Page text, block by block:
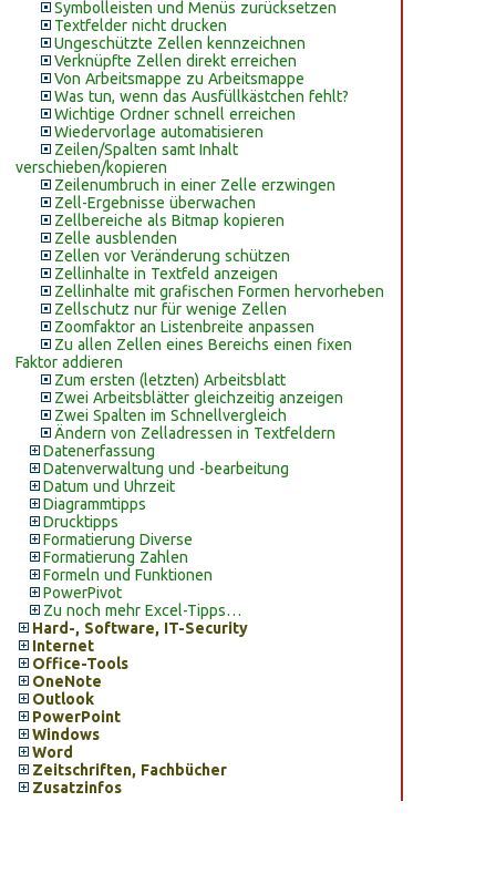
Symbolleisten und Menüs zurücksetzen
Textfelder nicht drucken
Ungeschützte Zellen kennzeichnen
Verknüpfte Zellen direkt erreichen
Von Arbeitsmappe zu Arbeitsmappe
Was tun, wenn das Ausfüllkästchen fehlt?
Wichtige Ordner schnell erreichen
Wiedervorlage automatisieren
Zeilen/Spalten samt Inhalt
verschieben/kopieren
Zeilenumbruch in einer Zelle erzwingen
Zell-Ergebnisse überwachen
Zellbereiche als Bitmap kopieren
Zelle ausblenden
Zellen vor Veränderung schützen
Zellinhalte in Textfeld anzeigen
Zellinhalte mit grafischen Formen hervorheben
Zellschutz nur für wenige Zellen
Zoomfaktor an Listenbreite anpassen
Zu allen Zellen eines Bereichs einen fixen
Faktor addieren
Zum ersten (letzten) Arbeitsblatt
Zwei Arbeitsblätter gleichzeitig anzeigen
Zwei Spalten im Schnellvergleich
Ändern von Zelladressen in Textfeldern
Datenerfassung
Datenverwaltung und -bearbeitung
Datum und Uhrzeit
Diagrammtipps
Drucktipps
Formatierung Diverse
Formatierung Zahlen
Formeln und Funktionen
PowerPivot
Zu noch mehr Excel-Tipps…
Hard-, Software, IT-Security
Internet
Office-Tools
OneNote
Outlook
PowerPoint
Windows
Word
Zeitschriften, Fachbücher
Zusatzinfos